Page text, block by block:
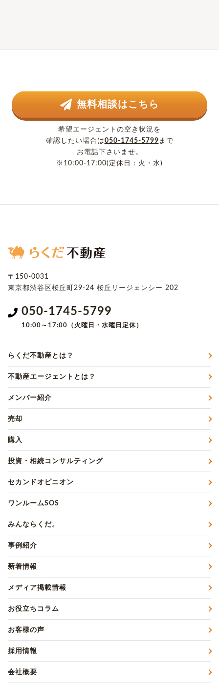
無料相談はこちら
希望エージェントの空き状況を
確認したい場合は050-1745-5799 まで
お電話下さいませ。
※10:00-17:00(定休日：火・水)
〒150-0031
東京都渋谷区桜丘町29-24 桜丘リージェンシー 202
050-1745-5799
10:00～17:00（火曜日・水曜日定休）
らくだ不動産とは？
不動産エージェントとは？
メンバー紹介
売却
購入
投資・相続コンサルティング
セカンドオピニオン
ワンルームSOS
みんならくだ。
事例紹介
新着情報
メディア掲載情報
お役立ちコラム
お客様の声
採用情報
会社概要